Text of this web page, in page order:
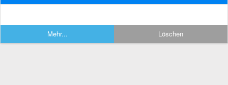
Mehr... Löschen